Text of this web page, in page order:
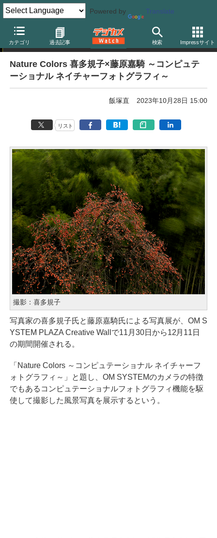
Powered by Translate
カテゴリ 過去記事 検索 Impressサイト
写真展告知
Nature Colors 喜多規子×藤原嘉騎 ～コンピュテ
ーショナル ネイチャーフォトグラフィ～
飯塚直 2023年10月28日 15:00
リスト
撮影：喜多規子
写真家の喜多規子氏と藤原嘉騎氏による写真展が、OM S
YSTEM PLAZA Creative Wallで11月30日から12月11日
の期間開催される。
「Nature Colors ～コンピュテーショナル ネイチャーフ
ォトグラフィ～」と題し、OM SYSTEMのカメラの特徴
でもあるコンピュテーショナルフォトグラフィ機能を駆
使して撮影した風景写真を展示するという。